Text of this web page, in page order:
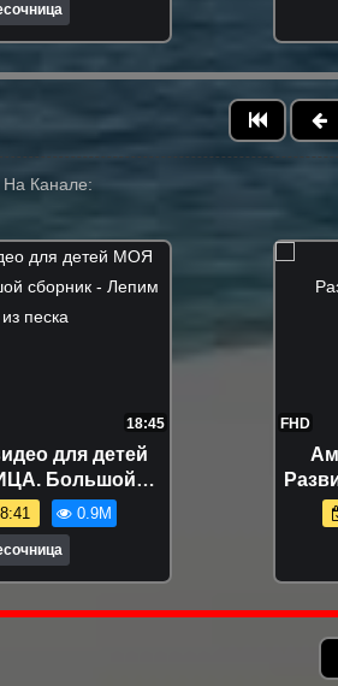
Канале:
18:45
для детей
Большой
из песка
0.9M
FHD